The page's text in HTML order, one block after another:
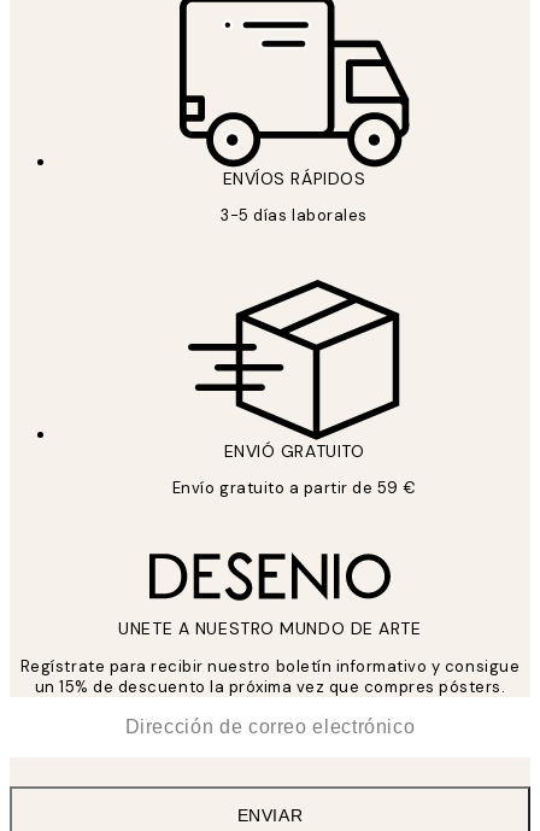
ENVÍOS RÁPIDOS
3-5 días laborales
ENVIÓ GRATUITO
Envío gratuito a partir de 59 €
UNETE A NUESTRO MUNDO DE ARTE
Regístrate para recibir nuestro boletín informativo y consigue
un 15% de descuento la próxima vez que compres pósters.
ENVIAR